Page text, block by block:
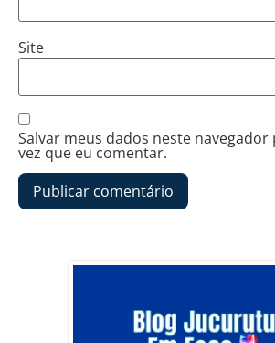
Site
Salvar meus dados neste
vez que eu comentar.